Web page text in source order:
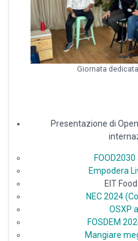
Giornata
Presentazione di
Empodera
EIT
NEC 2024
OSXP
FOSDEM
Mangiare